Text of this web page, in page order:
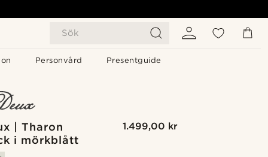
Sök
Personvård Presentguide
| Tharon
i mörkblått
1.499,00 kr